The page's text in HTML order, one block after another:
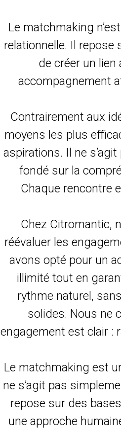
Le matchmaking
relationnelle. Il
de créer un
accompagnement
Contrairement aux
moyens les plus
aspirations. Il ne
fondé sur la
Chaque rencontre
Chez Citromantic,
réévaluer les
avons opté pour un
illimité tout en
rythme naturel,
solides. Nous ne
engagement est clair :
Le matchmaking est
ne s’agit pas
repose sur des
une approche